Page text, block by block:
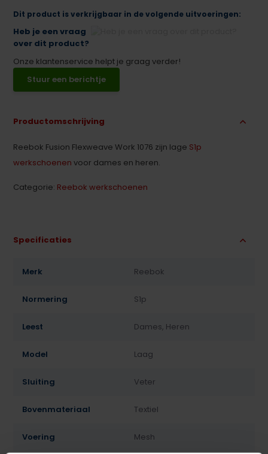
Dit product is verkrijgbaar in de volgende uitvoeringen:
Heb je een vraag
over dit product?
Onze klantenservice helpt je graag verder!
Stuur een berichtje
Productomschrijving
Reebok Fusion Flexweave Work 1076 zijn lage S1p
werkschoenen voor dames en heren.
Categorie: Reebok werkschoenen
Specificaties
Merk Reebok
Normering S1p
Leest Dames, Heren
Model Laag
Sluiting Veter
Bovenmateriaal Textiel
Voering Mesh